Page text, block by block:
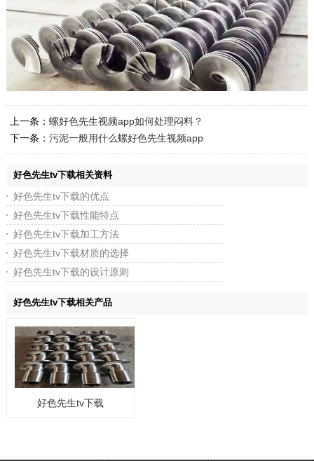
上一条： 螺好色先生视频app如何处理闷料？
下一条： 污泥一般用什么螺好色先生视频app
好色先生tv下载相关资料
好色先生tv下载的优点
好色先生tv下载性能特点
好色先生tv下载加工方法
好色先生tv下载材质的选择
好色先生tv下载的设计原则
好色先生tv下载相关产品
好色先生tv下载